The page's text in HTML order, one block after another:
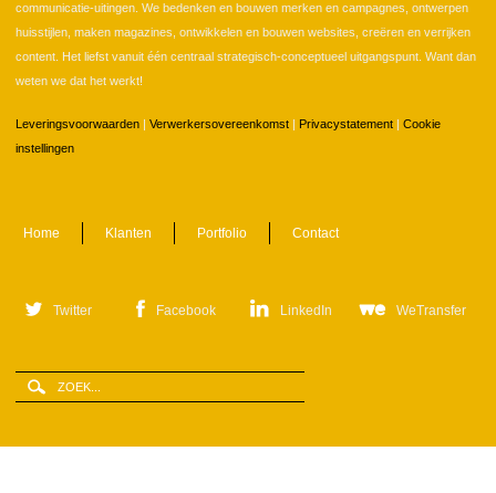
communicatie-uitingen. We bedenken en bouwen merken en campagnes, ontwerpen
huisstijlen, maken magazines, ontwikkelen en bouwen websites, creëren en verrijken
content. Het liefst vanuit één centraal strategisch-conceptueel uitgangspunt. Want dan
weten we dat het werkt!
Leveringsvoorwaarden | Verwerkersovereenkomst | Privacystatement | Cookie
instellingen
Home Klanten Portfolio Contact
Twitter Facebook LinkedIn WeTransfer
Zoeken